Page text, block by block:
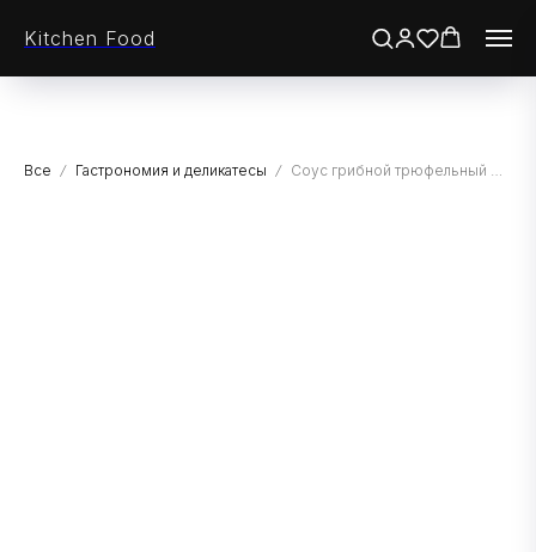
Kitchen Food
Все Гастрономия и деликатесы Соус грибной трюфельный "Sacchi Tartufi" из белого трюфеля "Бьянкетто" 2%, СТ/Б, 170гр